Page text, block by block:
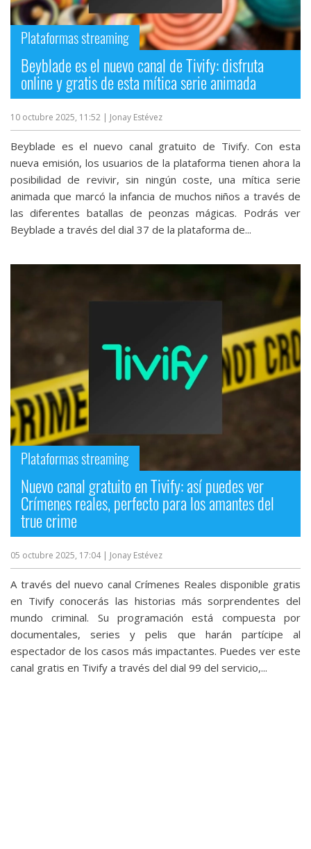
Operadores
Trucos
y
Tutoriales
Ciberseguridad
Sistemas
operativos
Profesional
temas
Sorteos
Foros
Contacto
Sobre
nosotros
/
Publicidad
/
Cambiar
opciones
de
privacidad
/
Aviso
Plataformas streaming
Beyblade es el nuevo canal de Tivify: disfruta
online y gratis de esta mítica serie animada
10 octubre 2025, 11:52 | Jonay Estévez
Beyblade es el nuevo canal gratuito de Tivify. Con esta
nueva emisión, los usuarios de la plataforma tienen ahora la
posibilidad de revivir, sin ningún coste, una mítica serie
animada que marcó la infancia de muchos niños a través de
las diferentes batallas de peonzas mágicas. Podrás ver
Beyblade a través del dial 37 de la plataforma de...
Plataformas streaming
Nuevo canal gratuito en Tivify: así puedes ver
Crímenes reales, perfecto para los amantes del
true crime
05 octubre 2025, 17:04 | Jonay Estévez
A través del nuevo canal Crímenes Reales disponible gratis
en Tivify conocerás las historias más sorprendentes del
mundo criminal. Su programación está compuesta por
documentales, series y pelis que harán partícipe al
espectador de los casos más impactantes. Puedes ver este
canal gratis en Tivify a través del dial 99 del servicio,...